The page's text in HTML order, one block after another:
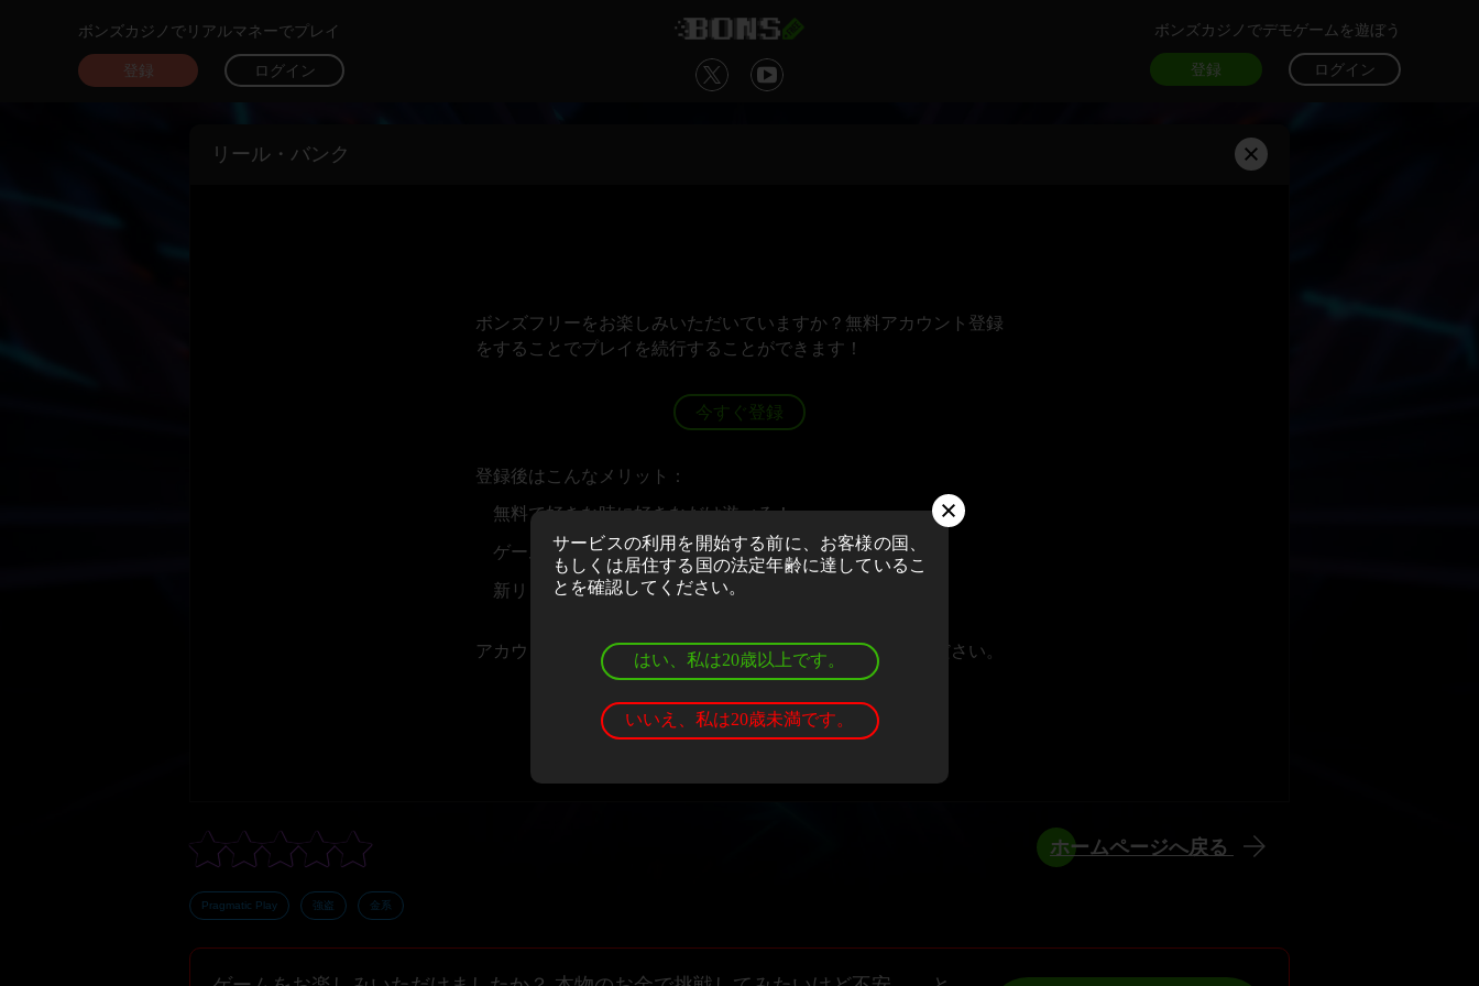
ボンズカジノでリアルマネーでプレイ
登録 ログイン
ボンズカジノでデモゲームを遊ぼう
登録 ログイン
サービスの利用を開始する前に、お客様の国、
もしくは居住する国の法定年齢に達しているこ
とを確認してください。
はい、私は20歳以上です。
いいえ、私は20歳未満です。
リール・バンク
ボンズフリーをお楽しみいただいていますか？無料アカウント登録
をすることでプレイを続行することができます！
今すぐ登録
登録後はこんなメリット：
無料で好きな時に好きなだけ遊べる！
ゲームの評価＆レビューを投稿できる！
新リリースや大会情報のニュースレターを受け取れる！
アカウントお持ちの場合、ログインしゲームをお楽しみください。
Pragmatic Play 強盗 金系
ホームページへ戻る